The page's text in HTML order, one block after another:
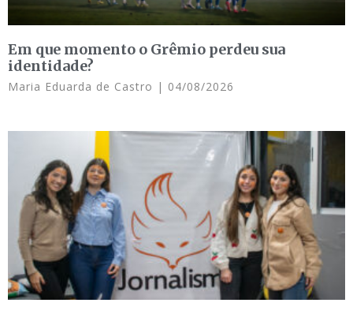
Em que momento o Grêmio perdeu sua
identidade?
Maria Eduarda de Castro 04/08/2026